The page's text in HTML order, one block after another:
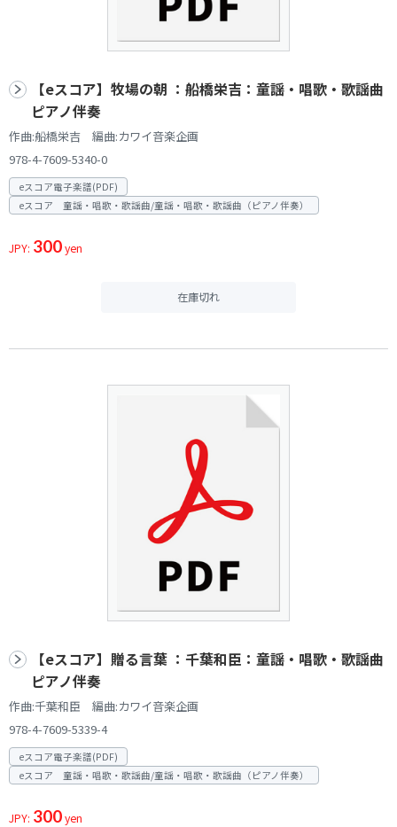
【eスコア】牧場の朝 ：船橋栄吉：童謡・唱歌・歌謡曲
ピアノ伴奏
作曲:船橋栄吉 編曲:カワイ音楽企画
978-4-7609-5340-0
eスコア電子楽譜(PDF)
eスコア 童謡・唱歌・歌謡曲/童謡・唱歌・歌謡曲（ピアノ伴奏）
JPY: 300yen
在庫切れ
【eスコア】贈る言葉 ：千葉和臣：童謡・唱歌・歌謡曲
ピアノ伴奏
作曲:千葉和臣 編曲:カワイ音楽企画
978-4-7609-5339-4
eスコア電子楽譜(PDF)
eスコア 童謡・唱歌・歌謡曲/童謡・唱歌・歌謡曲（ピアノ伴奏）
JPY: 300yen